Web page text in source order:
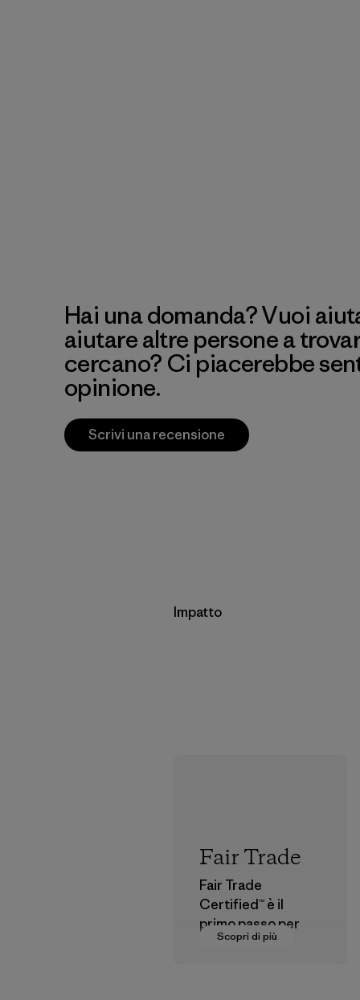
Hai una domanda? Vuoi
aiutare altre persone a
cercano? Ci piacerebbe
opinione.
Scrivi una recensione
Impatto
Scopri di più
Fair Trade
Fair Trade
Certified™ è il
primo passo per
pagare salari